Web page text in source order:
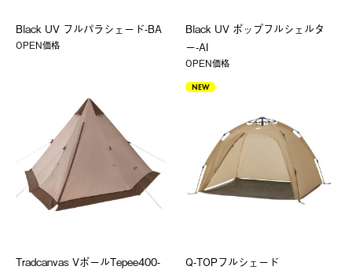
Black UV フルパラシェード-BA
OPEN価格
Black UV ポップフルシェルタ
ー-AI
OPEN価格
Tradcanvas VポールTepee400-
NEW
Q-TOPフルシェード